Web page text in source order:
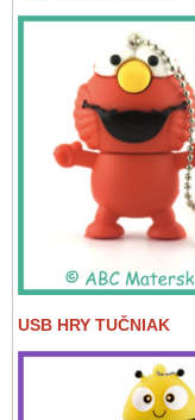
USB HRY TUČNIAK